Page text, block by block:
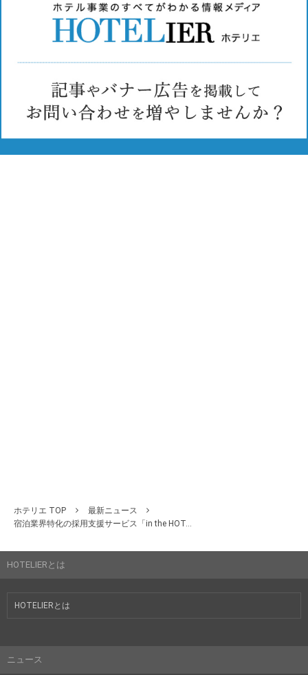
ホテリエ TOP
最新ニュース
宿泊業界特化の採用支援サービス「in the HOT...
HOTELIERとは
HOTELIERとは
ニュース